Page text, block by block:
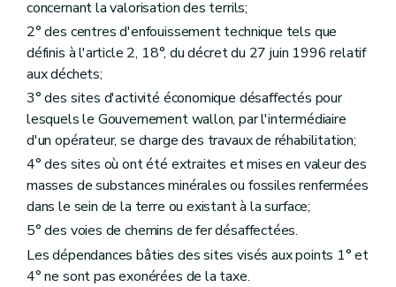
concernant la valorisation des terrils;
2° des centres d'enfouissement technique tels que
définis à l'article 2, 18°, du décret du 27 juin 1996 relatif
aux déchets;
3° des sites d'activité économique désaffectés pour
lesquels le Gouvernement wallon, par l'intermédiaire
d'un opérateur, se charge des travaux de réhabilitation;
4° des sites où ont été extraites et mises en valeur des
masses de substances minérales ou fossiles renfermées
dans le sein de la terre ou existant à la surface;
5° des voies de chemins de fer désaffectées.
Les dépendances bâties des sites visés aux points 1° et
4° ne sont pas exonérées de la taxe.